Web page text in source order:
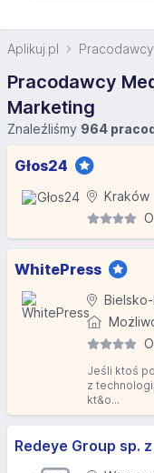
Aplikuj.pl Pracodawcy
Pracodawcy
Marketing
Znaleźliśmy 964
Głos24
Kraków
WhitePress
Bielsko-
Jeśli ktoś
z
kt&o...
Redeye Group sp.